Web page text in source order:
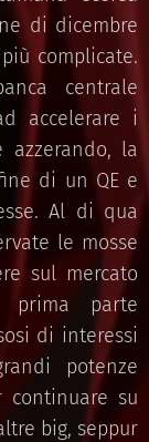
di dicembre
complicate.
centrale
accelerare i
la
di un QE e
Al di qua
le mosse
sul mercato
prima parte
di interessi
potenze
continuare su
big, seppur